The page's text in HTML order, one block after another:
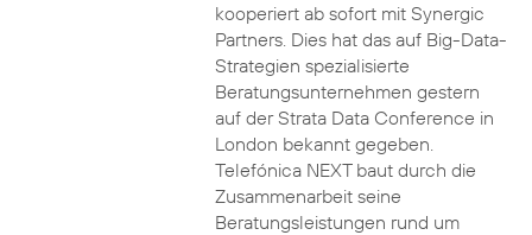
kooperiert ab sofort mit Synergic
Partners. Dies hat das auf Big-Data-
Strategien spezialisierte
Beratungsunternehmen gestern
auf der Strata Data Conference in
London bekannt gegeben.
Telefónica NEXT baut durch die
Zusammenarbeit seine
Beratungsleistungen rund um